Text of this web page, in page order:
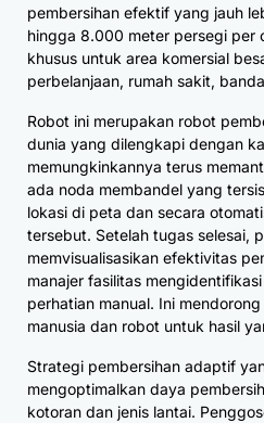
pembersihan efektif yang jauh
hingga 8.000 meter persegi per
khusus untuk area komersial
perbelanjaan, rumah sakit,
Robot ini merupakan robot
dunia yang dilengkapi dengan
memungkinkannya terus
ada noda membandel yang
lokasi di peta dan secara
tersebut. Setelah tugas selesai,
memvisualisasikan efektivitas
manajer fasilitas
perhatian manual. Ini
manusia dan robot untuk hasil
Strategi pembersihan adaptif
mengoptimalkan daya
kotoran dan jenis lantai.